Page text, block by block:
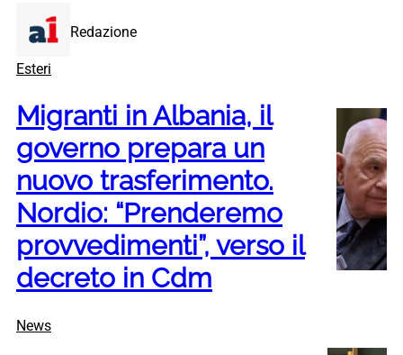
Redazione
Esteri
Migranti in Albania, il
governo prepara un
nuovo trasferimento.
Nordio: “Prenderemo
provvedimenti”, verso il
decreto in Cdm
News